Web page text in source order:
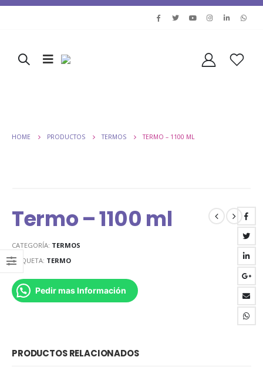
HOME PRODUCTOS TERMOS TERMO – 1100 ML
Termo – 1100 ml
CATEGORÍA: TERMOS
ETIQUETA: TERMO
Pedir mas Información
PRODUCTOS RELACIONADOS